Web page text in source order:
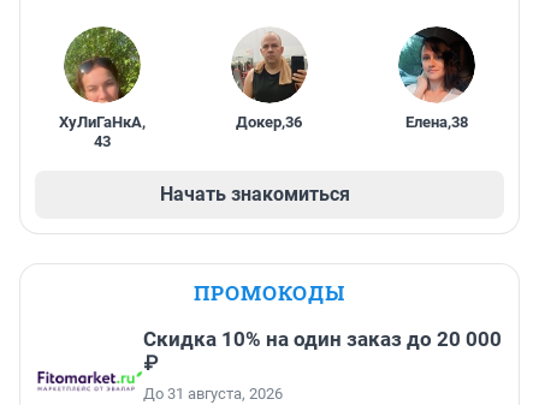
ХуЛиГаНкА,
43
Докер,36 Елена,38
Начать знакомиться
ПРОМОКОДЫ
Скидка 10% на один заказ до 20 000
₽
До 31 августа, 2026